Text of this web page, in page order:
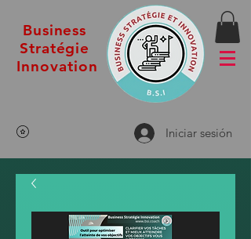
Business
Stratégie
Innovation
Iniciar sesión